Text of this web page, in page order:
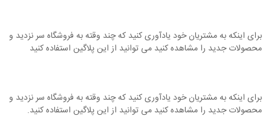
برای اینکه به مشتریان خود یادآوری کنید که چند وقته به فروشگاه سر نزدید و
محصولات جدید را مشاهده کنید می توانید از این پلاگین استفاده کنید
برای اینکه به مشتریان خود یادآوری کنید که چند وقته به فروشگاه سر نزدید و
محصولات جدید را مشاهده کنید می توانید از این پلاگین استفاده کنید.